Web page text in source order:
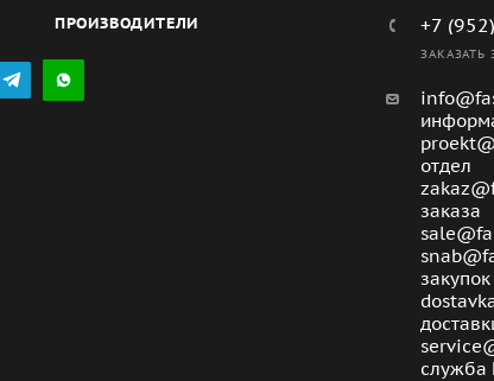
ПРОИЗВОДИТЕЛИ +7
ЗАКАЗАТЬ
отдел
заказа
закупок
служба